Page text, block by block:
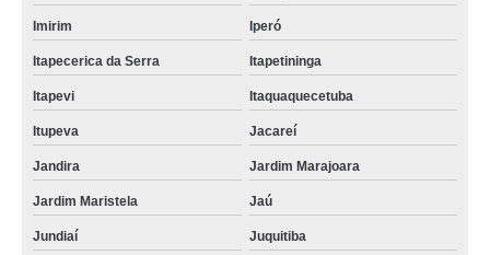
Imirim Iperó
Itapecerica da Serra Itapetininga
Itapevi Itaquaquecetuba
Itupeva Jacareí
Jandira Jardim Marajoara
Jardim Maristela Jaú
Jundiaí Juquitiba